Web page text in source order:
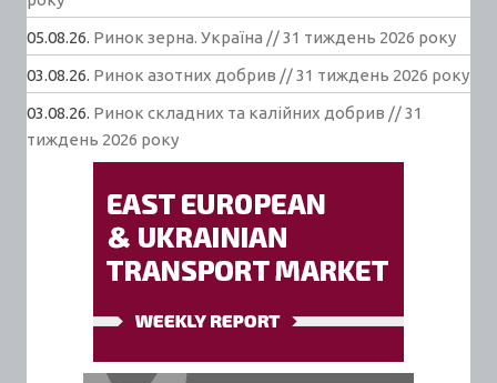
05.08.26. Ринок зерна. Україна // 31 тиждень 2026 року
03.08.26. Ринок азотних добрив // 31 тиждень 2026 року
03.08.26. Ринок складних та калійних добрив // 31
тиждень 2026 року